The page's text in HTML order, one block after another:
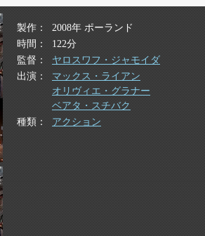
製作
2008年 ポーランド
時間
122分
監督
ヤロスワフ・ジャモイダ
出演
マックス・ライアン
オリヴィエ・グラナー
ベアタ・スチバク
種類
アクション